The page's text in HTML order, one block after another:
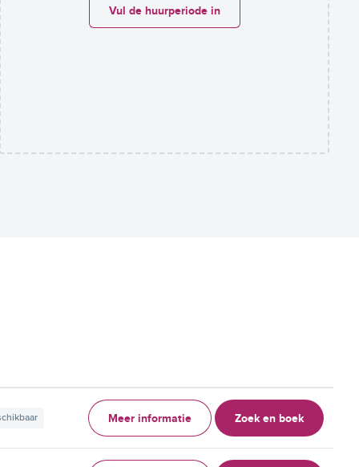
Vul de huurperiode in
Meer informatie Zoek en boek